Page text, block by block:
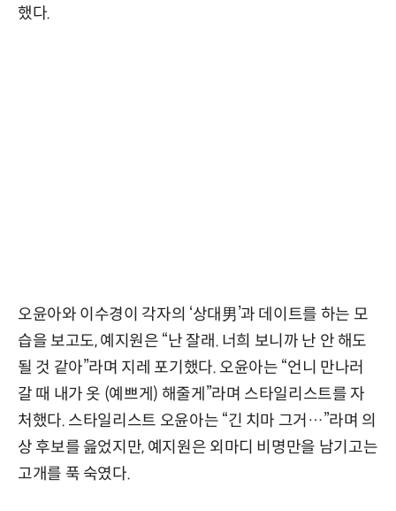
했다.
오윤아와 이수경이 각자의 ‘상대男’과 데이트를 하는 모
습을 보고도, 예지원은 “난 잘래. 너희 보니까 난 안 해도
될 것 같아”라며 지레 포기했다. 오윤아는 “언니 만나러
갈 때 내가 옷 (예쁘게) 해줄게”라며 스타일리스트를 자
처했다. 스타일리스트 오윤아는 “긴 치마 그거…”라며 의
상 후보를 읊었지만, 예지원은 외마디 비명만을 남기고는
고개를 푹 숙였다.